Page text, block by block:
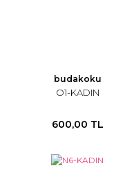
budakoku
O1-KADIN
600,00 TL